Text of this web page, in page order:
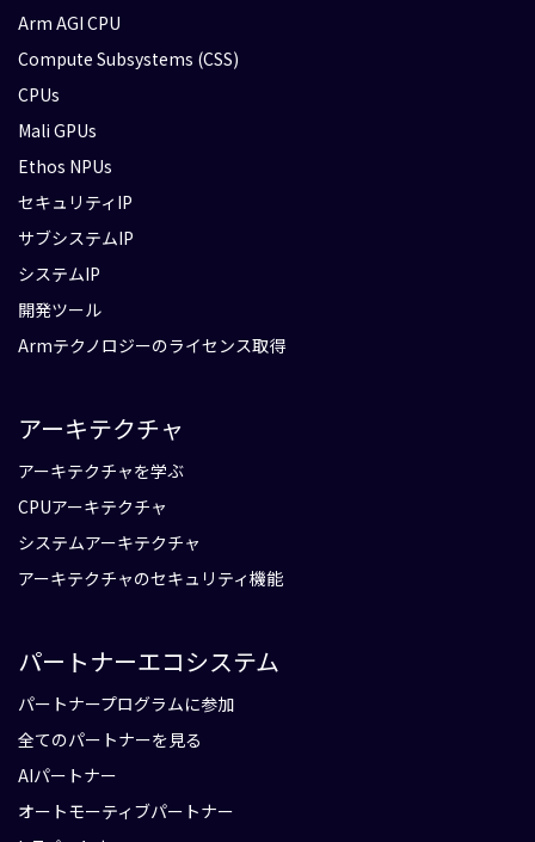
Arm AGI CPU
Compute Subsystems (CSS)
CPUs
Mali GPUs
Ethos NPUs
セキュリティIP
サブシステムIP
システムIP
開発ツール
Armテクノロジーのライセンス取得
アーキテクチャ
アーキテクチャを学ぶ
CPUアーキテクチャ
システムアーキテクチャ
アーキテクチャのセキュリティ機能
パートナーエコシステム
パートナープログラムに参加
全てのパートナーを見る
AIパートナー
オートモーティブパートナー